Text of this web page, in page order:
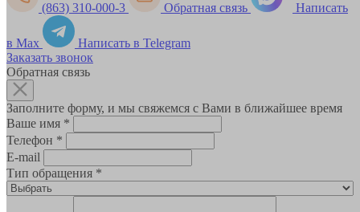
(863) 310-000-3 Обратная связь Написать
в Max
Написать в Telegram
Заказать звонок
Обратная связь
Заполните форму, и мы свяжемся с Вами в ближайшее время
Ваше имя *
Телефон *
E-mail
Тип обращения *